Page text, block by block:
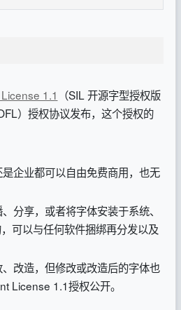
1.1 （SIL 开源字型授权版
）授权协议发布，这个授权的
企业都可以自由免费商用，也无
分享，或者将字体安装于系统、
可以与任何软件捆绑再分发以及
改造，但修改或改造后的字体也
License 1.1授权公开。